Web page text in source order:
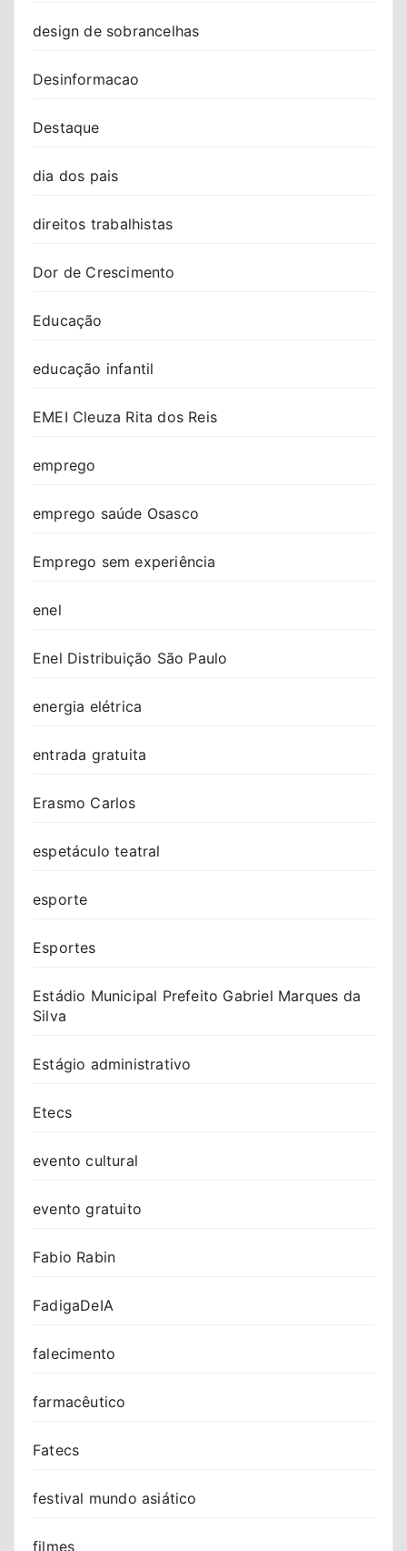
design de sobrancelhas
Desinformacao
Destaque
dia dos pais
direitos trabalhistas
Dor de Crescimento
Educação
educação infantil
EMEI Cleuza Rita dos Reis
emprego
emprego saúde Osasco
Emprego sem experiência
enel
Enel Distribuição São Paulo
energia elétrica
entrada gratuita
Erasmo Carlos
espetáculo teatral
esporte
Esportes
Estádio Municipal Prefeito Gabriel Marques da
Silva
Estágio administrativo
Etecs
evento cultural
evento gratuito
Fabio Rabin
FadigaDeIA
falecimento
farmacêutico
Fatecs
festival mundo asiático
filmes